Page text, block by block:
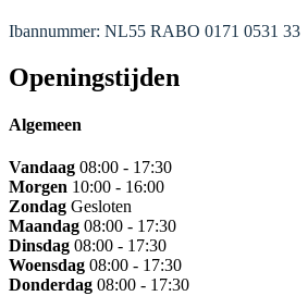
Ibannummer: NL55 RABO 0171 0531 33
Openingstijden
Algemeen
Vandaag 08:00 - 17:30
Morgen 10:00 - 16:00
Zondag Gesloten
Maandag 08:00 - 17:30
Dinsdag 08:00 - 17:30
Woensdag 08:00 - 17:30
Donderdag 08:00 - 17:30